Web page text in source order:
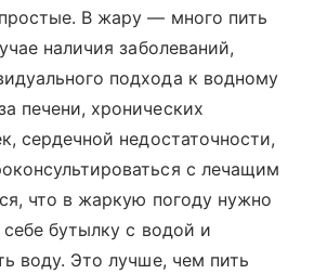
В жару — много пить
наличия заболеваний,
подхода к водному
печени, хронических
сердечной недостаточности,
с лечащим
что в жаркую погоду нужно
бутылку с водой и
воду. Это лучше, чем пить